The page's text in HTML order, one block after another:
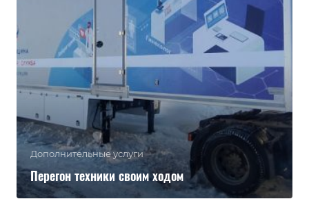
Дополнительные услуги
Перегон техники своим ходом